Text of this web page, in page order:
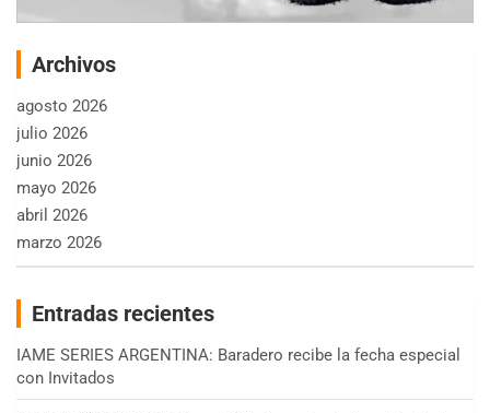
Archivos
agosto 2026
julio 2026
junio 2026
mayo 2026
abril 2026
marzo 2026
Entradas recientes
IAME SERIES ARGENTINA: Baradero recibe la fecha especial
con Invitados